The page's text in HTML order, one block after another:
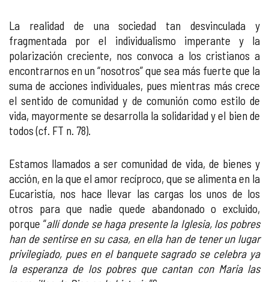
La realidad de una sociedad tan desvinculada y
fragmentada por el individualismo imperante y la
polarización creciente, nos convoca a los cristianos a
encontrarnos en un “nosotros” que sea más fuerte que la
suma de acciones individuales, pues mientras más crece
el sentido de comunidad y de comunión como estilo de
vida, mayormente se desarrolla la solidaridad y el bien de
todos (cf. FT n. 78).
Estamos llamados a ser comunidad de vida, de bienes y
acción, en la que el amor recíproco, que se alimenta en la
Eucaristía, nos hace llevar las cargas los unos de los
otros para que nadie quede abandonado o excluido,
porque “allí donde se haga presente la Iglesia, los pobres
han de sentirse en su casa, en ella han de tener un lugar
privilegiado, pues en el banquete sagrado se celebra ya
la esperanza de los pobres que cantan con Maria las